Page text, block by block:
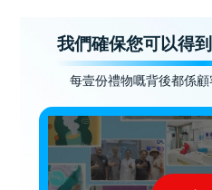
我們確保您可以得
每壹份禮物嘅背後都係